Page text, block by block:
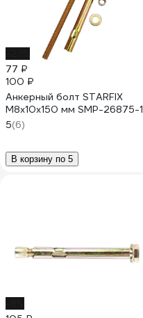
77 ₽
100 ₽
Анкерный болт STARFIX
М8x10x150 мм SMP-26875-1
5(6)
В корзину по 5